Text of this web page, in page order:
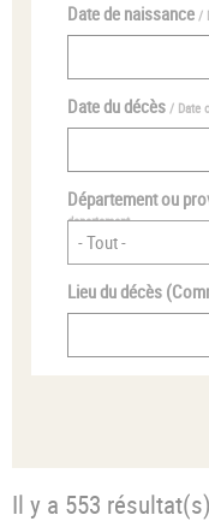
Date de naissance /
Date du décès / Date
Département ou
departement
Lieu du décès
Il y a 553